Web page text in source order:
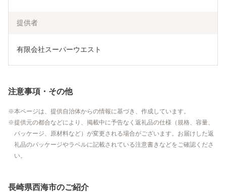
提供者
有限会社スーパーウエスト
注意事項・その他
本ページは、提供自治体からの情報に基づき、作成しています。
提供元の都合などにより、掲載中に予告なく返礼品の仕様（規格、容量、
パッケージ、原材料など）が変更される場合がございます。お届けした返
礼品のパッケージやラベルに記載されている注意書きなどをご確認くださ
い。
長崎県西海市のご紹介